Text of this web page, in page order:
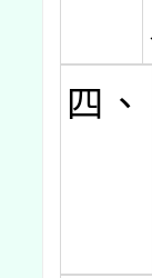
四、